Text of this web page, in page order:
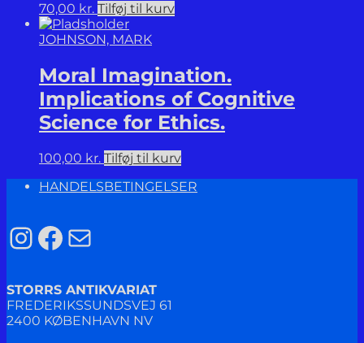
70,00 kr. Tilføj til kurv
JOHNSON, MARK
Moral Imagination.
Implications of Cognitive
Science for Ethics.
100,00 kr. Tilføj til kurv
HANDELSBETINGELSER
Instagram
Facebook
Mail
STORRS ANTIKVARIAT
FREDERIKSSUNDSVEJ 61
2400 KØBENHAVN NV